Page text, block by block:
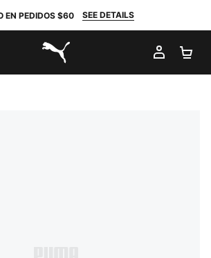
EN PEDIDOS $60 SEE DETAILS
PUMA.com
MI